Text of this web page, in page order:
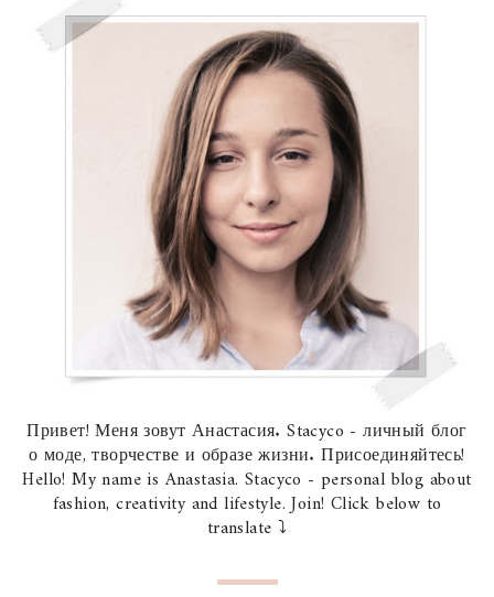
Привет! Меня зовут Анастасия. Stacyco - личный блог
о моде, творчестве и образе жизни. Присоединяйтесь!
Hello! My name is Anastasia. Stacyco - personal blog about
fashion, creativity and lifestyle. Join! Click below to
translate ⤵